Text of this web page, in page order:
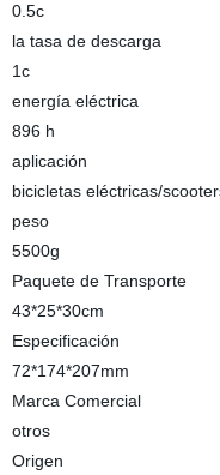
0.5c
la tasa de descarga
1c
energía eléctrica
896 h
aplicación
bicicletas eléctricas/
peso
5500g
Paquete de Transporte
43*25*30cm
Especificación
72*174*207mm
Marca Comercial
otros
Origen